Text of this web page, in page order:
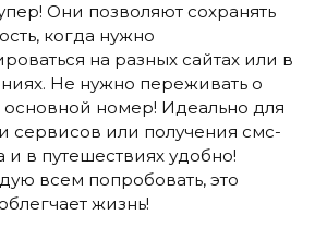
Они позволяют сохранять
когда нужно
на разных сайтах или в
Не нужно переживать о
основной номер! Идеально для
сервисов или получения смс-
и в путешествиях удобно!
всем попробовать, это
жизнь!